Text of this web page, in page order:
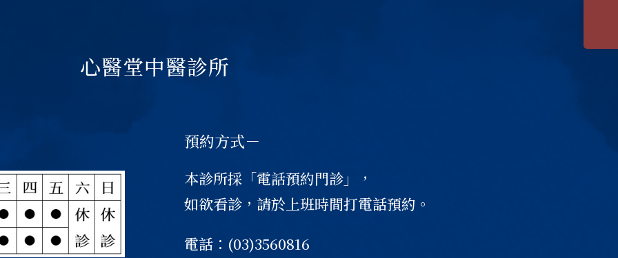
心醫堂中醫診所
預約方式－
本診所採「電話預約門診」，
如欲看診，請於上班時間打電話預約。
電話：(03)3560816